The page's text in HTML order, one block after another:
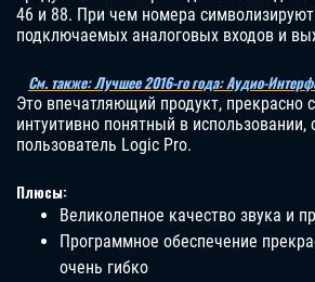
46 и 88. При чем номера
подключаемых аналоговых входов и
См. также: Лучшее 2016-го года: Аудио-
Это впечатляющий продукт, прекрасно
интуитивно понятный в использовании,
пользователь Logic Pro.
Плюсы:
Великолепное качество звука и
Программное обеспечение
очень гибко